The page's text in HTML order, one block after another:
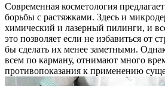
Современная косметология
борьбы с растяжками. Здесь и
химический и лазерный пилинги, и
это позволяет если не избавиться от
бы сделать их менее заметными.
всем по карману, отнимают много
противопоказания к применению